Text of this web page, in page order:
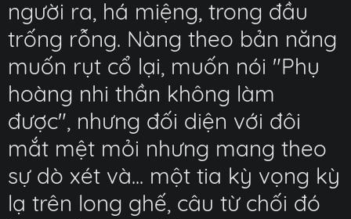
người ra, há miệng, trong đầu
trống rỗng. Nàng theo bản năng
muốn rụt cổ lại, muốn nói "Phụ
hoàng nhi thần không làm
được", nhưng đối diện với đôi
mắt mệt mỏi nhưng mang theo
sự dò xét và... một tia kỳ vọng kỳ
lạ trên long ghế, câu từ chối đó